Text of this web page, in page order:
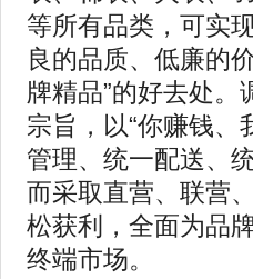
等所有品类，可实
良的品质、低廉的
牌精品”的好去处。
宗旨，以“你赚钱、
管理、统一配送、
而采取直营、联营
松获利，全面为品
终端市场。